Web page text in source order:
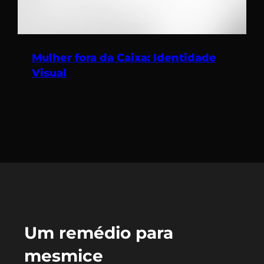
Mulher fora da Caixa: Identidade
Visual
Um remédio para
mesmice